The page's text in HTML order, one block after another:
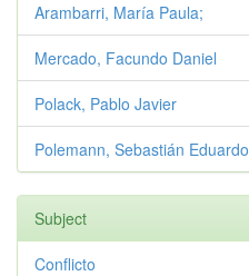
Arambarri, María Paula;
Mercado, Facundo Daniel
Polack, Pablo Javier
Polemann, Sebastián Eduardo
Subject
Conflicto